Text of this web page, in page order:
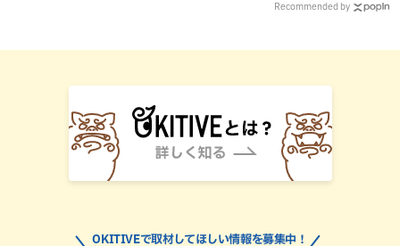
Recommended by
OKITIVEで取材してほしい情報を募集中！